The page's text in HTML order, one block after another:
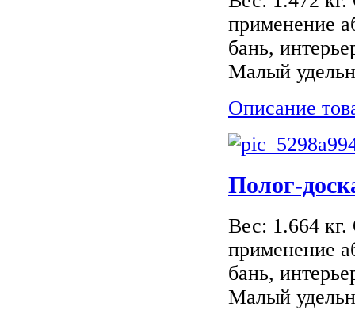
применение
бань,
Малый
Описание
Полог-
Вес: 1.664
применение
бань,
Малый